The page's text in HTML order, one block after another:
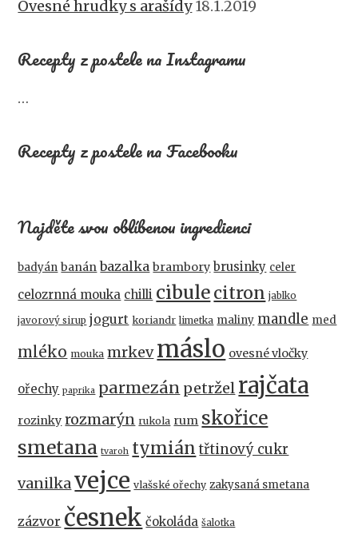
Ovesné hrudky s arašídy18.1.2019
Recepty z postele na Instagramu
…
Recepty z postele na Facebooku
Najděte svou oblíbenou ingredienci
badyán banán bazalka brambory brusinky celer
celozrnná mouka chilli cibulecitron jablko
javorový sirup jogurt koriandr limetka maliny mandle med
mléko mouka mrkevmáslo ovesné vločky
ořechy paprika parmezán petržel rajčata
rozinky rozmarýn rukola rum skořice
smetana tvaroh tymián třtinový cukr
vanilkavejce vlašské ořechy zakysaná smetana
zázvor česnek čokoláda šalotka